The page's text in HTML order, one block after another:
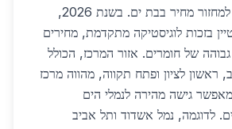
המחפשים נחושת למחזור מחיר בבת ים. בשנת 2026,
בזכות לוגיסטיקה מתקדמת, מחירים
של חומרים. אזור המרכז, הכולל
ראשון לציון ופתח תקווה, מהווה מרכז
גישה מהירה לנמלי הים
לדוגמה, נמל אשדוד ותל אביב